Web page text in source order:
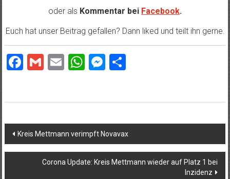
oder als Kommentar bei Facebook.
Euch hat unser Beitrag gefallen? Dann liked und teilt ihn gerne.
Facebook
Gmail
EmailWhatsApp
Messenger
Teilen
Beitragsnavigation
Kreis Mettmann verimpft Novavax
Corona Update: Kreis Mettmann wieder auf Platz 1 bei
Inzidenz